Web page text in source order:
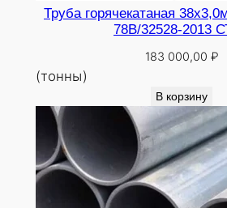
Труба горячекатаная
78В/32528-2013
183 000,00 ₽
(тонны)
В корзину